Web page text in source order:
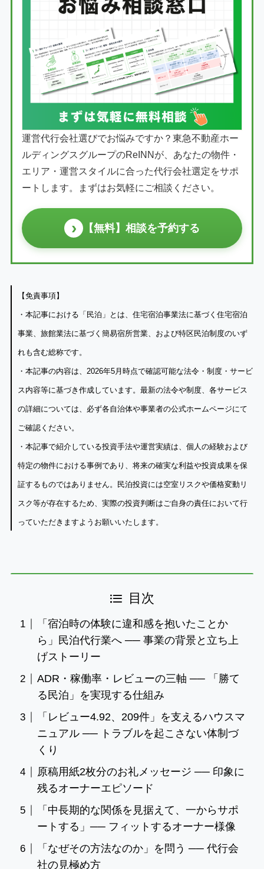
運営代行会社選びでお悩みですか？東急不動産ホー
ルディングスグループのReINNが、あなたの物件・
エリア・運営スタイルに合った代行会社選定をサポ
ートします。まずはお気軽にご相談ください。
› 【無料】相談を予約する
【免責事項】
・本記事における「民泊」とは、住宅宿泊事業法に基づく住宅宿泊
事業、旅館業法に基づく簡易宿所営業、および特区民泊制度のいず
れも含む総称です。
・本記事の内容は、2026年5月時点で確認可能な法令・制度・サービ
ス内容等に基づき作成しています。最新の法令や制度、各サービス
の詳細については、必ず各自治体や事業者の公式ホームページにて
ご確認ください。
・本記事で紹介している投資手法や運営実績は、個人の経験および
特定の物件における事例であり、将来の確実な利益や投資成果を保
証するものではありません。民泊投資には空室リスクや価格変動リ
スク等が存在するため、実際の投資判断はご自身の責任において行
っていただきますようお願いいたします。
目次
「宿泊時の体験に違和感を抱いたことか
ら」民泊代行業へ ── 事業の背景と立ち上
げストーリー
ADR・稼働率・レビューの三軸 ── 「勝て
る民泊」を実現する仕組み
「レビュー4.92、209件」を支えるハウスマ
ニュアル ── トラブルを起こさない体制づ
くり
原稿用紙2枚分のお礼メッセージ ── 印象に
残るオーナーエピソード
「中長期的な関係を見据えて、一からサポ
ートする」── フィットするオーナー様像
「なぜその方法なのか」を問う ── 代行会
社の見極め方